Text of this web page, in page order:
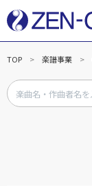
TOP 楽譜事業